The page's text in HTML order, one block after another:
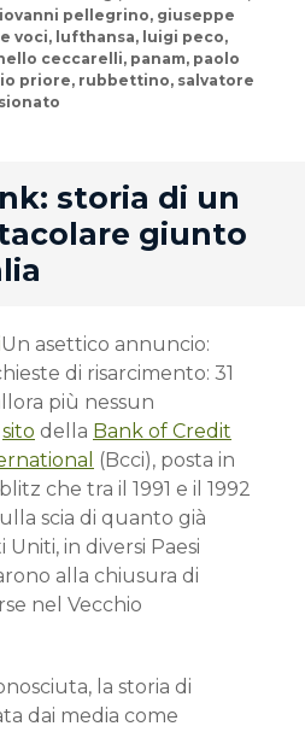
pellegrino, giuseppe
voci, lufthansa, luigi peco,
ceccarelli, panam, paolo
priore, rubbettino, salvatore
storia di un
giunto
Un asettico annuncio:
di risarcimento: 31
più nessun
sito della Bank of Credit
(Bcci), posta in
che tra il 1991 e il 1992
scia di quanto già
in diversi Paesi
alla chiusura di
nel Vecchio
la storia di
dai media come